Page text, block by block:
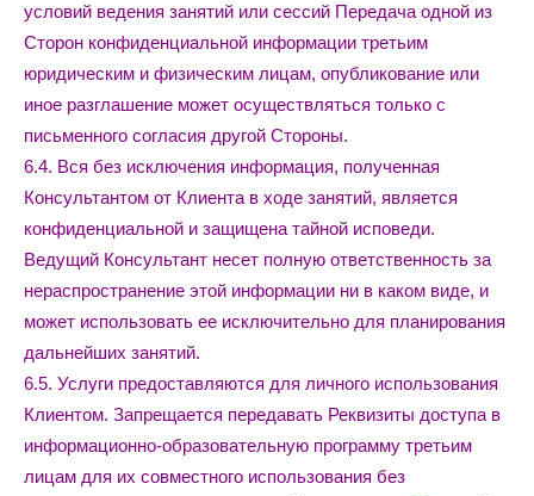
условий ведения занятий или сессий Передача одной из
Сторон конфиденциальной информации третьим
юридическим и физическим лицам, опубликование или
иное разглашение может осуществляться только с
письменного согласия другой Стороны.
6.4. Вся без исключения информация, полученная
Консультантом от Клиента в ходе занятий, является
конфиденциальной и защищена тайной исповеди.
Ведущий Консультант несет полную ответственность за
нераспространение этой информации ни в каком виде, и
может использовать ее исключительно для планирования
дальнейших занятий.
6.5. Услуги предоставляются для личного использования
Клиентом. Запрещается передавать Реквизиты доступа в
информационно-образовательную программу третьим
лицам для их совместного использования без